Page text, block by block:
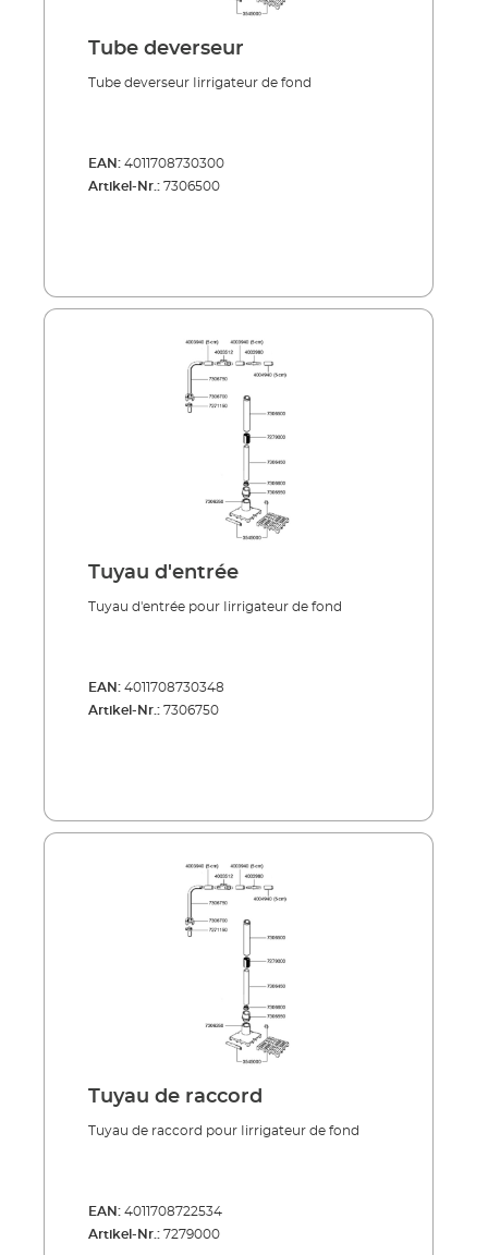
Tube deverseur
Tube deverseur Iirrigateur de fond
EAN: 4011708730300
Artikel-Nr.: 7306500
Tuyau d'entrée
Tuyau d'entrée pour Iirrigateur de fond
EAN: 4011708730348
Artikel-Nr.: 7306750
Tuyau de raccord
Tuyau de raccord pour Iirrigateur de fond
EAN: 4011708722534
Artikel-Nr.: 7279000